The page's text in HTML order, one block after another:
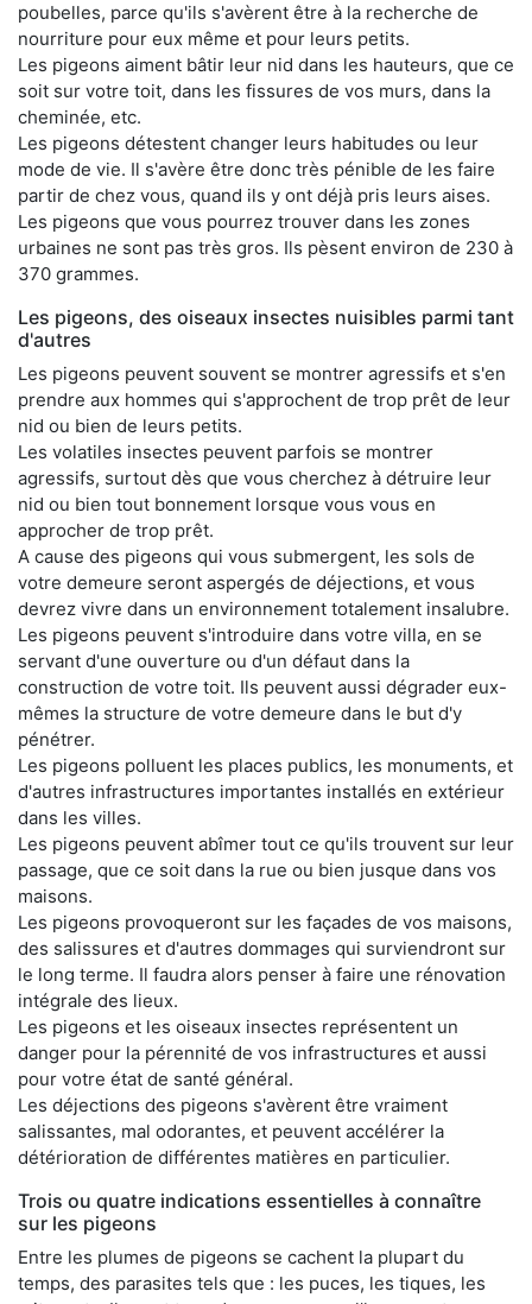
poubelles, parce qu'ils s'avèrent être à la recherche de
nourriture pour eux même et pour leurs petits.
Les pigeons aiment bâtir leur nid dans les hauteurs, que ce
soit sur votre toit, dans les fissures de vos murs, dans la
cheminée, etc.
Les pigeons détestent changer leurs habitudes ou leur
mode de vie. Il s'avère être donc très pénible de les faire
partir de chez vous, quand ils y ont déjà pris leurs aises.
Les pigeons que vous pourrez trouver dans les zones
urbaines ne sont pas très gros. Ils pèsent environ de 230 à
370 grammes.
Les pigeons, des oiseaux insectes nuisibles parmi tant
d'autres
Les pigeons peuvent souvent se montrer agressifs et s'en
prendre aux hommes qui s'approchent de trop prêt de leur
nid ou bien de leurs petits.
Les volatiles insectes peuvent parfois se montrer
agressifs, surtout dès que vous cherchez à détruire leur
nid ou bien tout bonnement lorsque vous vous en
approcher de trop prêt.
A cause des pigeons qui vous submergent, les sols de
votre demeure seront aspergés de déjections, et vous
devrez vivre dans un environnement totalement insalubre.
Les pigeons peuvent s'introduire dans votre villa, en se
servant d'une ouverture ou d'un défaut dans la
construction de votre toit. Ils peuvent aussi dégrader eux-
mêmes la structure de votre demeure dans le but d'y
pénétrer.
Les pigeons polluent les places publics, les monuments, et
d'autres infrastructures importantes installés en extérieur
dans les villes.
Les pigeons peuvent abîmer tout ce qu'ils trouvent sur leur
passage, que ce soit dans la rue ou bien jusque dans vos
maisons.
Les pigeons provoqueront sur les façades de vos maisons,
des salissures et d'autres dommages qui surviendront sur
le long terme. Il faudra alors penser à faire une rénovation
intégrale des lieux.
Les pigeons et les oiseaux insectes représentent un
danger pour la pérennité de vos infrastructures et aussi
pour votre état de santé général.
Les déjections des pigeons s'avèrent être vraiment
salissantes, mal odorantes, et peuvent accélérer la
détérioration de différentes matières en particulier.
Trois ou quatre indications essentielles à connaître
sur les pigeons
Entre les plumes de pigeons se cachent la plupart du
temps, des parasites tels que : les puces, les tiques, les